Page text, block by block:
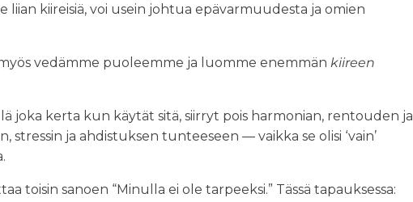
liian kiireisiä, voi usein johtua epävarmuudesta ja omien
vedämme puoleemme ja luomme enemmän kiireen
joka kerta kun käytät sitä, siirryt pois harmonian, rentouden ja
ja ahdistuksen tunteeseen — vaikka se olisi ‘vain’
toisin sanoen “Minulla ei ole tarpeeksi.” Tässä tapauksessa: